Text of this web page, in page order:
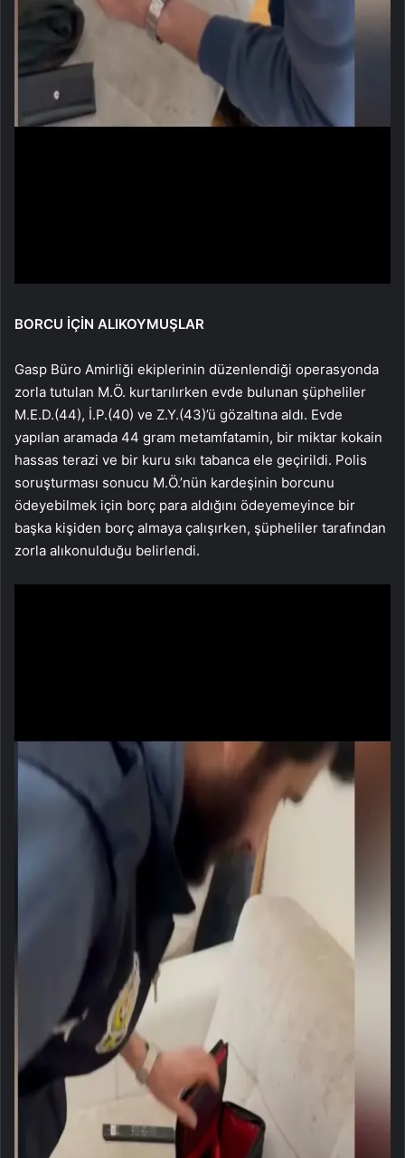
BORCU İÇİN ALIKOYMUŞLAR
Gasp Büro Amirliği ekiplerinin düzenlendiği operasyonda
zorla tutulan M.Ö. kurtarılırken evde bulunan şüpheliler
M.E.D.(44), İ.P.(40) ve Z.Y.(43)’ü gözaltına aldı. Evde
yapılan aramada 44 gram metamfatamin, bir miktar kokain
hassas terazi ve bir kuru sıkı tabanca ele geçirildi. Polis
soruşturması sonucu M.Ö.’nün kardeşinin borcunu
ödeyebilmek için borç para aldığını ödeyemeyince bir
başka kişiden borç almaya çalışırken, şüpheliler tarafından
zorla alıkonulduğu belirlendi.